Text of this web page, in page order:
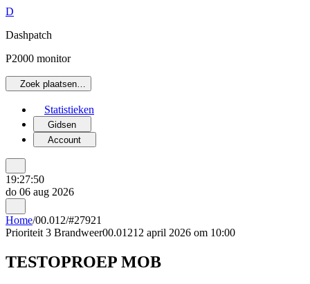
D
Dashpatch
P2000 monitor
Zoek plaatsen…
Statistieken
Gidsen
Account
19:27:50
do 06 aug 2026
Home/00.012/#27921
Prioriteit 3 Brandweer00.01212 april 2026 om 10:00
TESTOPROEP MOB